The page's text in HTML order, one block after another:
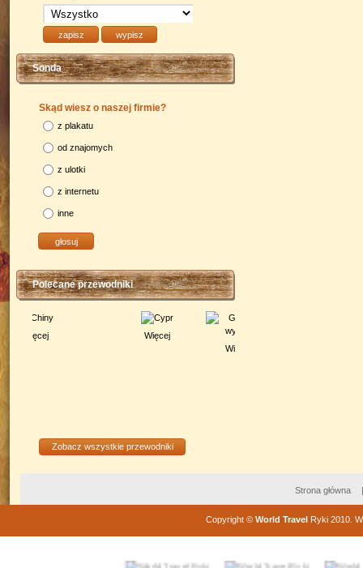
Sonda
Skąd wiesz o naszej firmie?
z plakatu
od znajomych
z ulotki
z internetu
inne
Polecane przewodniki
Zobacz wszystkie przewodniki
Strona główna
Copyright© World TravelRyki 2010.